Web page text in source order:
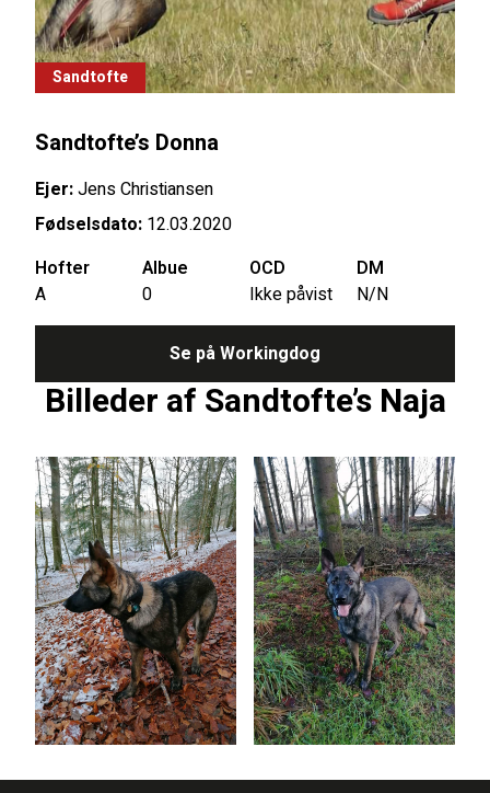
Sandtofte
Sandtofte’s Donna
Ejer:Jens Christiansen
Fødselsdato: 12.03.2020
Hofter
Albue OCD
DM
A
0 Ikke påvist N/N
Se på Workingdog
Billeder af Sandtofte’s Naja